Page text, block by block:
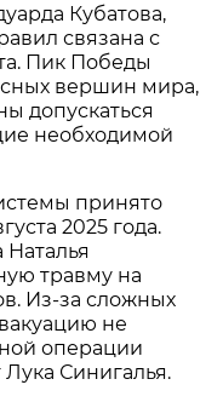
Кубатова,
связана с
Пик Победы
вершин мира,
допускаться
необходимой
принято
2025 года.
Наталья
травму на
Из-за сложных
не
операции
Синигалья.